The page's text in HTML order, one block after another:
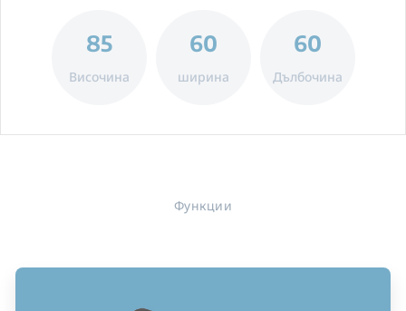
85
Височина
60
ширина
60
Дълбочина
Функции